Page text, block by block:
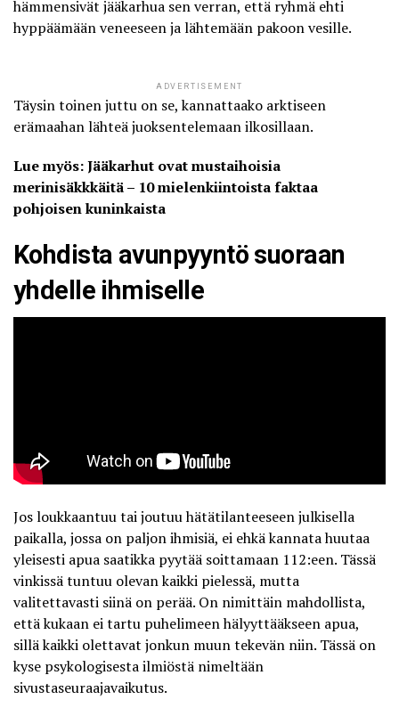
hämmensivät jääkarhua sen verran, että ryhmä ehti
hyppäämään veneeseen ja lähtemään pakoon vesille.
ADVERTISEMENT
Täysin toinen juttu on se, kannattaako arktiseen
erämaahan lähteä juoksentelemaan ilkosillaan.
Lue myös: Jääkarhut ovat mustaihoisia
merinisäkkkäitä – 10 mielenkiintoista faktaa
pohjoisen kuninkaista
Kohdista avunpyyntö suoraan
yhdelle ihmiselle
Jos loukkaantuu tai joutuu hätätilanteeseen julkisella
paikalla, jossa on paljon ihmisiä, ei ehkä kannata huutaa
yleisesti apua saatikka pyytää soittamaan 112:een. Tässä
vinkissä tuntuu olevan kaikki pielessä, mutta
valitettavasti siinä on perää. On nimittäin mahdollista,
että kukaan ei tartu puhelimeen hälyyttääkseen apua,
sillä kaikki olettavat jonkun muun tekevän niin. Tässä on
kyse psykologisesta ilmiöstä nimeltään
sivustaseuraajavaikutus.